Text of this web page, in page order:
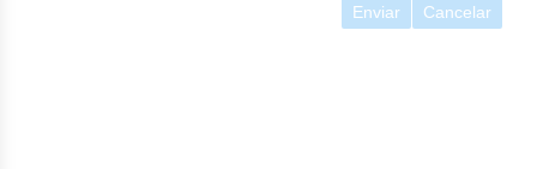
Enviar Cancelar